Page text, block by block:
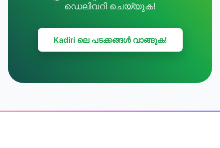
ഡെലിവറി ചെയ്യുക!
Kadiri ലെ പടക്കങ്ങൾ വാങ്ങുക!